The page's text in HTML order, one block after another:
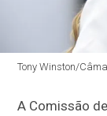
Tony Winston/
A Comissão